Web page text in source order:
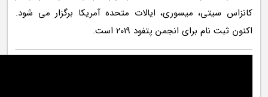
کانزاس سیتی، میسوری، ایالات متحده آمریکا برگزار می شود.
اکنون ثبت نام برای انجمن پتفود 2019 است.